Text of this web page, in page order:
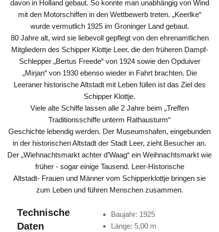
davon in Holland gebaut. So konnte man unabhängig von Wind
mit den Motorschiffen in den Wettbewerb treten. „Keerlke“
wurde vermutlich 1925 im Groninger Land gebaut.
80 Jahre alt, wird sie liebevoll gepflegt von den ehrenamtlichen
Mitgliedern des Schipper Klottje Leer, die den früheren Dampf-
Schlepper „Bertus Freede“ von 1924 sowie den Opduiver
„Mirjan“ von 1930 ebenso wieder in Fahrt brachten. Die
Leeraner historische Altstadt mit Leben füllen ist das Ziel des
Schipper Klottje.
Viele alte Schiffe lassen alle 2 Jahre beim „Treffen
Traditionsschiffe unterm Rathausturm“
Geschichte lebendig werden. Der Museumshafen, eingebunden
in der historischen Altstadt der Stadt Leer, zieht Besucher an.
Der „Wiehnachtsmarkt achter d’Waag“ ein Weihnachtsmarkt wie
früher - sogar einige Tausend. Leer-Historische
Altstadt- Frauen und Männer vom Schipperklottje bringen sie
zum Leben und führen Menschen zusammen.
Technische
Daten
Baujahr: 1925
Länge: 5,00 m